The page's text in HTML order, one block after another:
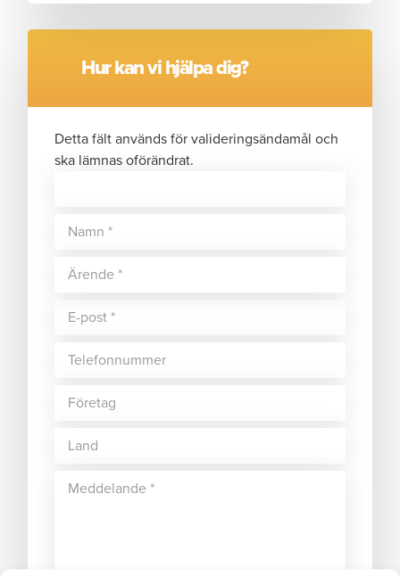
Hur kan vi hjälpa dig?
Detta fält används för valideringsändamål och
ska lämnas oförändrat.